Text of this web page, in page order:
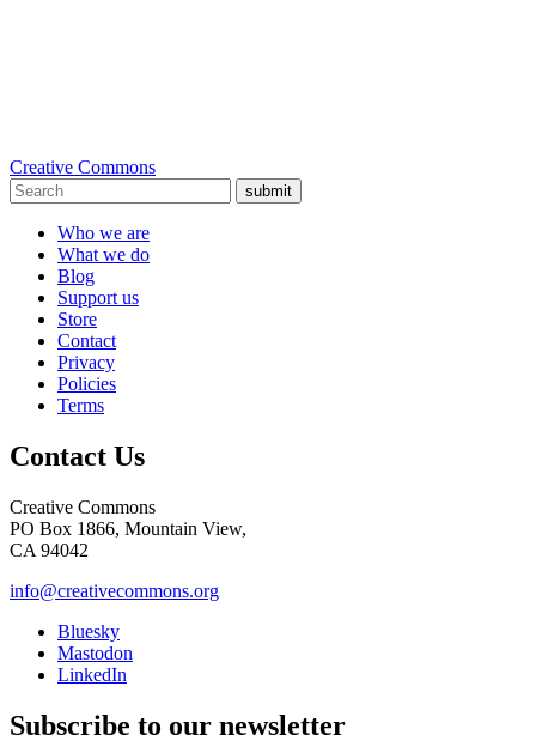
Creative Commons
submit
Who we are
What we do
Blog
Support us
Store
Contact
Privacy
Policies
Terms
Contact Us
Creative Commons
PO Box 1866, Mountain View,
CA 94042
info@creativecommons.org
Bluesky
Mastodon
LinkedIn
Subscribe to our newsletter